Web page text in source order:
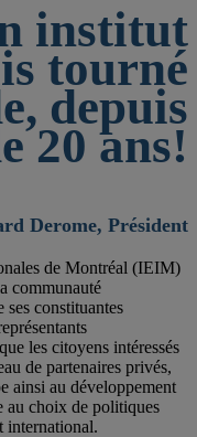
institut
tourné
depuis
20 ans!
Derome, Président
de Montréal (IEIM)
communauté
constituantes
les citoyens intéressés
de partenaires privés,
ainsi au développement
au choix de politiques
international.